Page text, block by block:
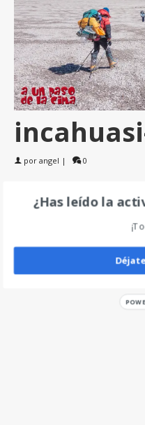
por angel | 0
Deja un
¿Has leído la